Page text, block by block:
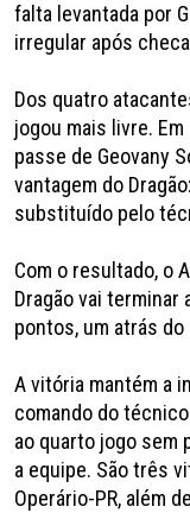
falta levantada por
irregular após
Dos quatro
jogou mais livre.
passe de Geovany
vantagem do
substituído pelo
Com o resultado, o
Dragão vai terminar
pontos, um atrás do
A vitória mantém a
comando do
ao quarto jogo sem
a equipe. São três
Operário-PR, além